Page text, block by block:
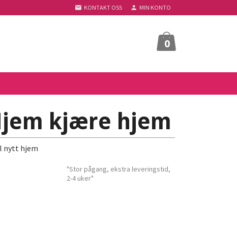
KONTAKT OSS MIN KONTO
0
kjære hjem
nytt hjem
"Stor pågang, ekstra leveringstid,
2-4 uker"